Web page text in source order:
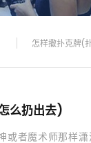
怎样撒扑克牌(
么扔出去)
或者魔术师那样